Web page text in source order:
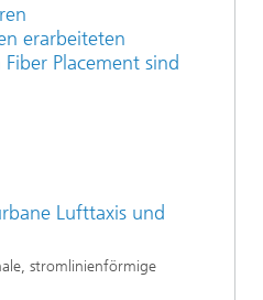
erarbeiteten
Placement sind
Lufttaxis und
stromlinienförmige